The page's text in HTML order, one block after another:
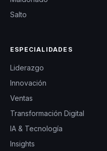
Salto
ESPECIALIDADES
Liderazgo
Innovación
Ventas
Transformación Digital
IA & Tecnología
Insights